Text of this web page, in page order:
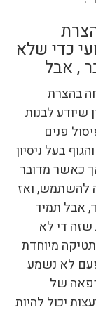
כדי שלא
, אבל
בהצרת
שיודע לבנות
פנים
בעל ניסיון
כאשר מדובר
להשתמש, ואז
אבל תמיד
די לא
מיוחדת
לא נשמע
של
יכול להיות